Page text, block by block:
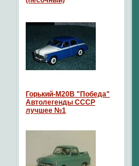
Горький-М20В "Победа"
Автолегенды СССР
лучшее №1